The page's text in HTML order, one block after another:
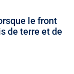
le front
de terre et de